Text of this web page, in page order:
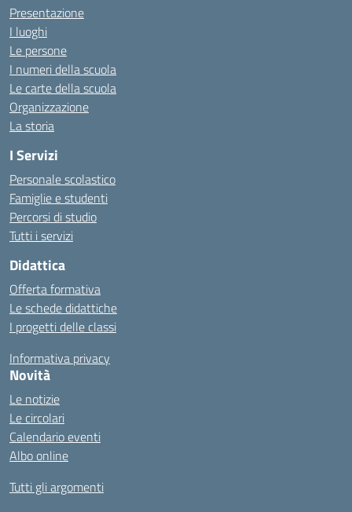
Presentazione
I luoghi
Le persone
I numeri della scuola
Le carte della scuola
Organizzazione
La storia
I Servizi
Personale scolastico
Famiglie e studenti
Percorsi di studio
Tutti i servizi
Didattica
Offerta formativa
Le schede didattiche
I progetti delle classi
Informativa privacy
Novità
Le notizie
Le circolari
Calendario eventi
Albo online
Tutti gli argomenti